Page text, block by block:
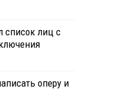
список лиц с
оперу и